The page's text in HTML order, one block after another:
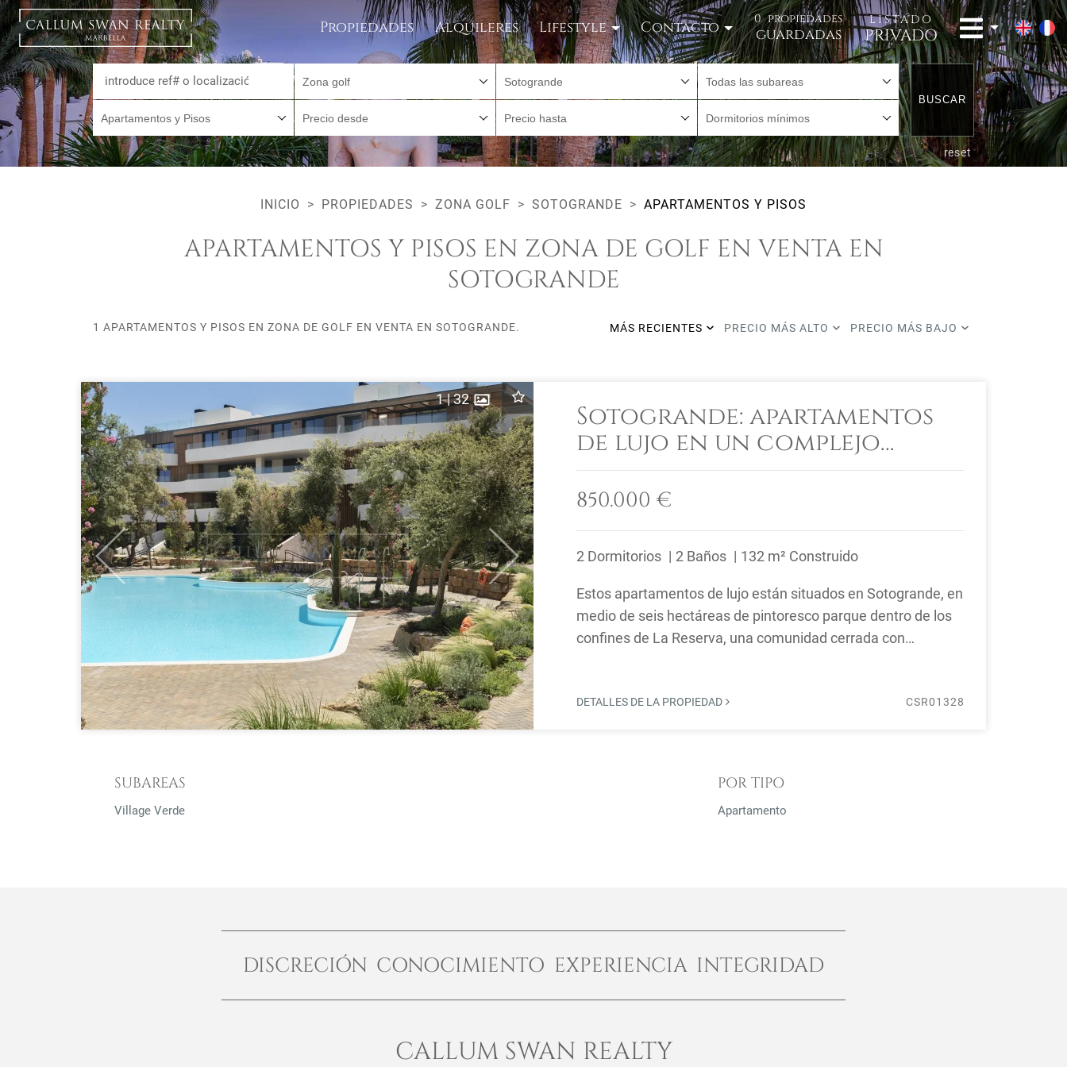
Propiedades Alquileres Lifestyle Contacto 0 propiedades
guardadas
LISTADO
PRIVADO
Zona golf Sotogrande Todas las subareas
Apartamentos y Pisos Precio desde Precio hasta Dormitorios mínimos
BUSCAR
reset
INICIO PROPIEDADES ZONA GOLF SOTOGRANDE APARTAMENTOS Y PISOS
APARTAMENTOS Y PISOS EN ZONA DE GOLF EN VENTA EN
SOTOGRANDE
1 APARTAMENTOS Y PISOS EN ZONA DE GOLF EN VENTA EN SOTOGRANDE. MÁS RECIENTES PRECIO MÁS ALTO PRECIO MÁS BAJO
Previous Next
1|32
Sotogrande: apartamentos
de lujo en un complejo
cerrado
850.000 €
2 Dormitorios 2 Baños 132 m² Construido
Estos apartamentos de lujo están situados en Sotogrande, en
medio de seis hectáreas de pintoresco parque dentro de los
confines de La Reserva, una comunidad cerrada con
DETALLES DE LA PROPIEDAD CSR01328
SUBAREAS
Village Verde
POR TIPO
Apartamento
DISCRECIÓN CONOCIMIENTO EXPERIENCIA INTEGRIDAD
CALLUM SWAN REALTY